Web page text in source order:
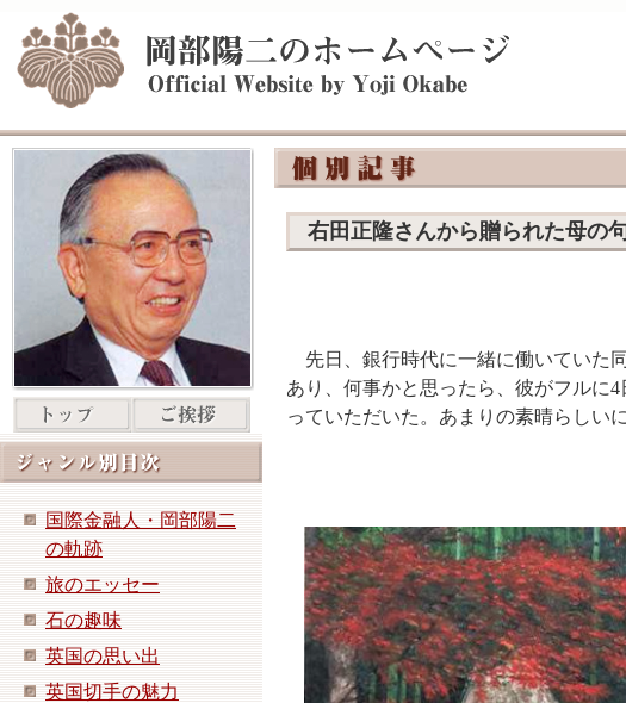
国際金融人・岡部陽二
の軌跡
旅のエッセー
石の趣味
英国の思い出
英国切手の魅力
右田正隆さんから贈られた母
先日、銀行時代に一緒に働いていた
あり、何事かと思ったら、彼がフルに
っていただいた。あまりの素晴らしい